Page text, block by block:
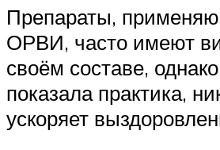
Препараты,
ОРВИ, часто имеют
своём составе,
показала практика,
ускоряет